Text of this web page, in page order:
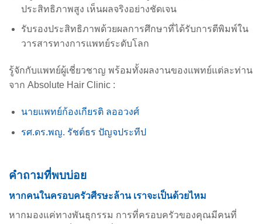
ประสิทธิภาพสูง เห็นผลจริงอย่างชัดเจน
รับรองประสิทธิภาพด้วยผลการศึกษาที่ได้รับการตีพิมพ์ใน
วารสารทางการแพทย์ระดับโลก
รู้จักกับแพทย์ผู้เชี่ยวชาญ พร้อมทั้งผลงานของแพทย์แต่ละท่าน
จาก Absolute Hair Clinic :
นายแพทย์ก้องเกียรติ ลออวงศ์
รศ.ดร.พญ. รัชต์ธร ปัญจประทีป
คำถามที่พบบ่อย
หากคนในครอบครัวศีรษะล้าน เราจะเป็นด้วยไหม
หากมองแค่ทางพันธุกรรม การที่ครอบครัวของคุณมีคนที่